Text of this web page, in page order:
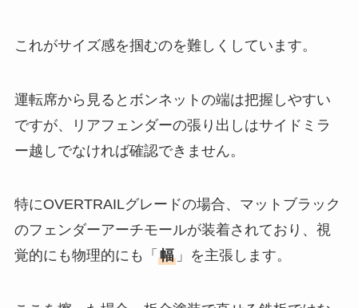
これがサイズ感を掴むのを難しくしています。
運転席から見るとボンネットの端は把握しやすい
ですが、リアフェンダーの張り出しはサイドミラ
ー越しでなければ確認できません。
特にOVERTRAILグレードの場合、マットブラック
のフェンダーアーチモールが装着されており、視
覚的にも物理的にも「 幅」を主張します。